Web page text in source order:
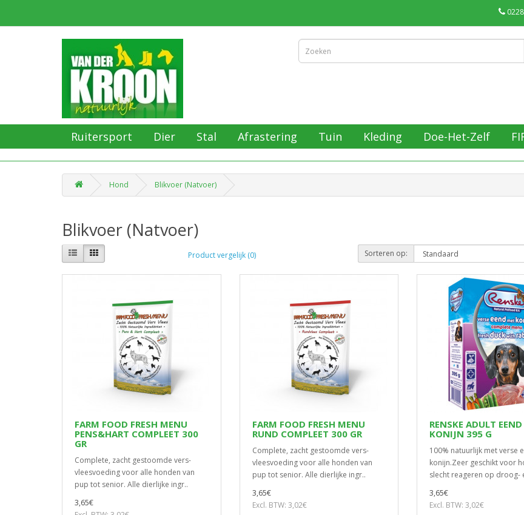
Ruitersport Dier Stal Afrastering Tuin Kleding Doe-Het-Zelf
Hond Blikvoer (Natvoer)
Blikvoer (Natvoer)
Product vergelijk (0) Sorteren op:
FARM FOOD FRESH MENU
PENS&HART COMPLEET 300
GR
Complete, zacht gestoomde vers-
vleesvoeding voor alle honden van
pup tot senior. Alle dierlijke ingr..
3,65€
FARM FOOD FRESH MENU
RUND COMPLEET 300 GR
Complete, zacht gestoomde vers-
vleesvoeding voor alle honden van
pup tot senior. Alle dierlijke ingr..
3,65€
Excl. BTW: 3,02€
RENSKE ADULT
KONIJN 395 G
100% natuurlijk met verse
konijn.Zeer geschikt voor
slecht reageren op droog-
3,65€
Excl. BTW: 3,02€